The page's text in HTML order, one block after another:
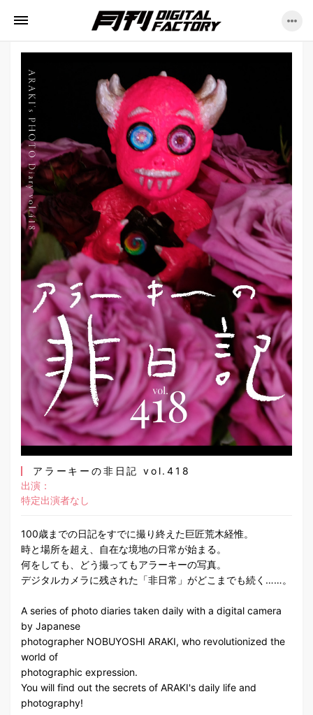
アラーキーの非日記 vol.418
出演：
特定出演者なし
100歳までの日記をすでに撮り終えた巨匠荒木経惟。
時と場所を超え、自在な境地の日常が始まる。
何をしても、どう撮ってもアラーキーの写真。
デジタルカメラに残された「非日常」がどこまでも続く……。
A series of photo diaries taken daily with a digital camera
by Japanese
photographer NOBUYOSHI ARAKI, who revolutionized the
world of
photographic expression.
You will find out the secrets of ARAKI's daily life and
photography!